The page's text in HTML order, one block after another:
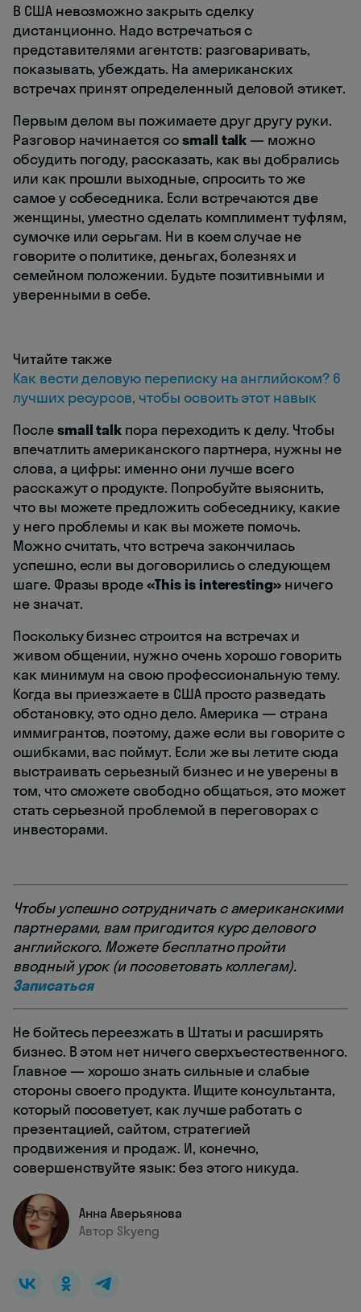
В США невозможно закрыть сделку
дистанционно. Надо встречаться с
представителями агентств: разговаривать,
показывать, убеждать. На американских
встречах принят определенный деловой этикет.
Первым делом вы пожимаете друг другу руки.
Разговор начинается соsmall talk — можно
обсудить погоду, рассказать, как вы добрались
или как прошли выходные, спросить то же
самое у собеседника. Если встречаются две
женщины, уместно сделать комплимент туфлям,
сумочке или серьгам. Ни в коем случае не
говорите о политике, деньгах, болезнях и
семейном положении. Будьте позитивными и
уверенными в себе.
Читайте также
Как вести деловую переписку на английском? 6
лучших ресурсов, чтобы освоить этот навык
Послеsmall talk пора переходить к делу. Чтобы
впечатлить американского партнера, нужны не
слова, а цифры: именно они лучше всего
расскажут о продукте. Попробуйте выяснить,
что вы можете предложить собеседнику, какие
у него проблемы и как вы можете помочь.
Можно считать, что встреча закончилась
успешно, если вы договорились о следующем
шаге. Фразы вроде«This is interesting» ничего
не значат.
Поскольку бизнес строится на встречах и
живом общении, нужно очень хорошо говорить
как минимум на свою профессиональную тему.
Когда вы приезжаете в США просто разведать
обстановку, это одно дело. Америка — страна
иммигрантов, поэтому, даже если вы говорите с
ошибками, вас поймут. Если же вы летите сюда
выстраивать серьезный бизнес и не уверены в
том, что сможете свободно общаться, это может
стать серьезной проблемой в переговорах с
инвесторами.
Чтобы успешно сотрудничать с американскими
партнерами, вам пригодится курс делового
английского. Можете бесплатно пройти
вводный урок (и посоветовать коллегам).
Записаться
Не бойтесь переезжать в Штаты и расширять
бизнес. В этом нет ничего сверхъестественного.
Главное — хорошо знать сильные и слабые
стороны своего продукта. Ищите консультанта,
который посоветует, как лучше работать с
презентацией, сайтом, стратегией
продвижения и продаж. И, конечно,
совершенствуйте язык: без этого никуда.
Анна Аверьянова
Автор Skyeng